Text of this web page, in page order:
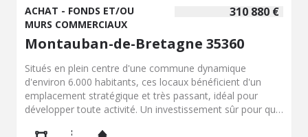
310 880 €
ACHAT - FONDS ET/OU
MURS COMMERCIAUX
Montauban-de-Bretagne 35360
Situés en plein centre d'une commune dynamique
d'environ 6.000 habitants, ces locaux bénéficient d'un
emplacement stratégique et très passant, idéal pour
développer toute activité. Un investissement sûr pour qui